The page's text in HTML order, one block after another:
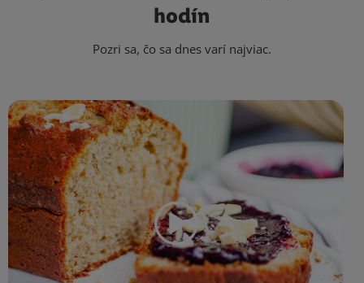
hodín
Pozri sa, čo sa dnes varí najviac.